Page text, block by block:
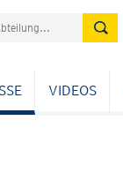
VIDEOS